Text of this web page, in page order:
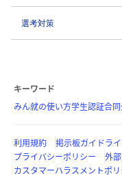
選考対策
キーワード
みん就の使い方学生認証合
利用規約 掲示板ガイドラ
プライバシーポリシー
外
カスタマーハラスメントポ